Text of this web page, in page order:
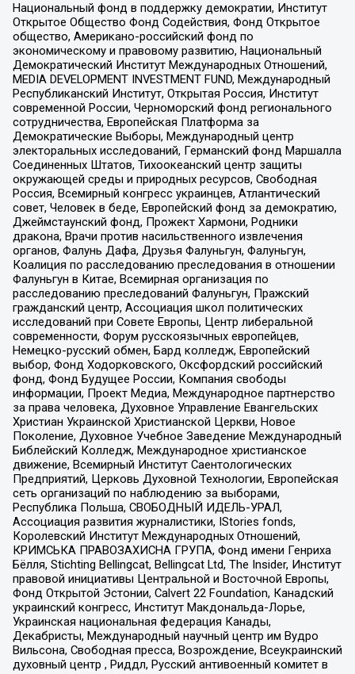
Национальный фонд в поддержку демократии, Институт
Открытое Общество Фонд Содействия, Фонд Открытое
общество, Американо-российский фонд по
экономическому и правовому развитию, Национальный
Демократический Институт Международных Отношений,
MEDIA DEVELOPMENT INVESTMENT FUND, Международный
Республиканский Институт, Открытая Россия, Институт
современной России, Черноморский фонд регионального
сотрудничества, Европейская Платформа за
Демократические Выборы, Международный центр
электоральных исследований, Германский фонд Маршалла
Соединенных Штатов, Тихоокеанский центр защиты
окружающей среды и природных ресурсов, Свободная
Россия, Всемирный конгресс украинцев, Атлантический
совет, Человек в беде, Европейский фонд за демократию,
Джеймстаунский фонд, Прожект Хармони, Родники
дракона, Врачи против насильственного извлечения
органов, Фалунь Дафа, Друзья Фалуньгун, Фалуньгун,
Коалиция по расследованию преследования в отношении
Фалуньгун в Китае, Всемирная организация по
расследованию преследований Фалуньгун, Пражский
гражданский центр, Ассоциация школ политических
исследований при Совете Европы, Центр либеральной
современности, Форум русскоязычных европейцев,
Немецко-русский обмен, Бард колледж, Европейский
выбор, Фонд Ходорковского, Оксфордский российский
фонд, Фонд Будущее России, Компания свободы
информации, Проект Медиа, Международное партнерство
за права человека, Духовное Управление Евангельских
Христиан Украинской Христианской Церкви, Новое
Поколение, Духовное Учебное Заведение Международный
Библейский Колледж, Международное христианское
движение, Всемирный Институт Саентологических
Предприятий, Церковь Духовной Технологии, Европейская
сеть организаций по наблюдению за выборами,
Республика Польша, СВОБОДНЫЙ ИДЕЛЬ-УРАЛ,
Ассоциация развития журналистики, IStories fonds,
Королевский Институт Международных Отношений,
КРИМСЬКА ПРАВОЗАХИСНА ГРУПА, Фонд имени Генриха
Бёлля, Stichting Bellingcat, Bellingcat Ltd, The Insider, Институт
правовой инициативы Центральной и Восточной Европы,
Фонд Открытой Эстонии, Calvert 22 Foundation, Канадский
украинский конгресс, Институт Макдональда-Лорье,
Украинская национальная федерация Канады,
Декабристы, Международный научный центр им Вудро
Вильсона, Свободная пресса, Возрождение, Всеукраинский
духовный центр , Риддл, Русский антивоенный комитет в